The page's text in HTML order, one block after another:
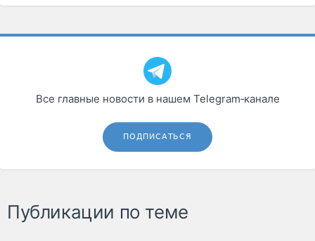
Все главные новости в нашем Telegram‑канале
ПОДПИСАТЬСЯ
Публикации по теме